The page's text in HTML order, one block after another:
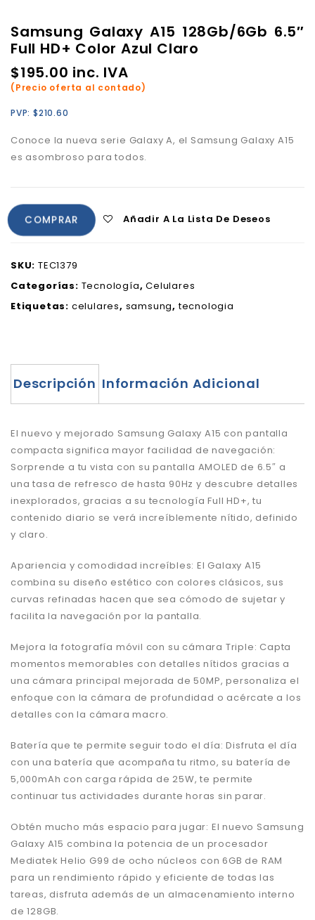
Samsung Galaxy A15 128Gb/6Gb 6.5″
Full HD+ Color Azul Claro
$195.00 inc. IVA
(Precio oferta al contado)
PVP: $210.60
Conoce la nueva serie Galaxy A, el Samsung Galaxy A15
es asombroso para todos.
COMPRAR Añadir A La Lista De Deseos
SKU: TEC1379
Categorías: Tecnología,Celulares
Etiquetas: celulares, samsung,tecnologia
Descripción Información Adicional
El nuevo y mejorado Samsung Galaxy A15 con pantalla
compacta significa mayor facilidad de navegación:
Sorprende a tu vista con su pantalla AMOLED de 6.5″ a
una tasa de refresco de hasta 90Hz y descubre detalles
inexplorados, gracias a su tecnología Full HD+, tu
contenido diario se verá increíblemente nítido, definido
y claro.
Apariencia y comodidad increíbles: El Galaxy A15
combina su diseño estético con colores clásicos, sus
curvas refinadas hacen que sea cómodo de sujetar y
facilita la navegación por la pantalla.
Mejora la fotografía móvil con su cámara Triple: Capta
momentos memorables con detalles nítidos gracias a
una cámara principal mejorada de 50MP, personaliza el
enfoque con la cámara de profundidad o acércate a los
detalles con la cámara macro.
Batería que te permite seguir todo el día: Disfruta el día
con una batería que acompaña tu ritmo, su batería de
5,000mAh con carga rápida de 25W, te permite
continuar tus actividades durante horas sin parar.
Obtén mucho más espacio para jugar: El nuevo Samsung
Galaxy A15 combina la potencia de un procesador
Mediatek Helio G99 de ocho núcleos con 6GB de RAM
para un rendimiento rápido y eficiente de todas las
tareas, disfruta además de un almacenamiento interno
de 128GB.